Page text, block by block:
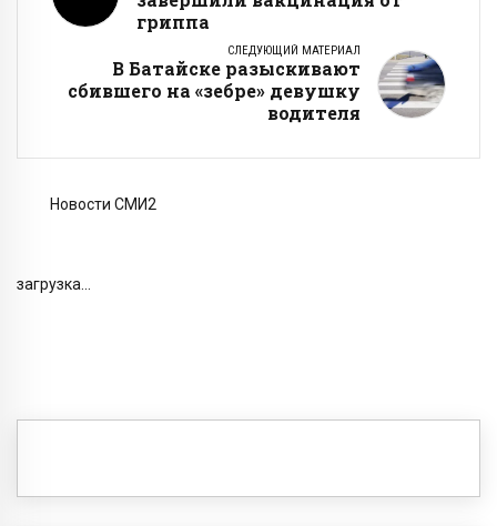
гриппа
СЛЕДУЮЩИЙ МАТЕРИАЛ
В Батайске разыскивают
сбившего на «зебре» девушку
водителя
Новости СМИ2
загрузка...